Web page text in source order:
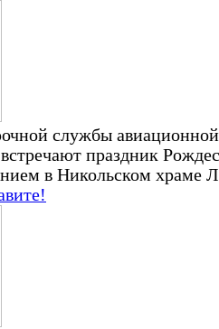
службы
праздник
в Никольском храме